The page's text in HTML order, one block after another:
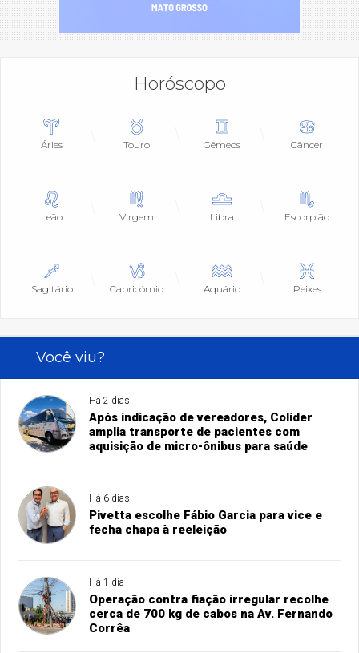
Horóscopo
Áries Touro Gêmeos Câncer
Leão Virgem Libra Escorpião
Sagitário Capricórnio Aquário Peixes
Você viu?
Há 2 dias
Após indicação de vereadores, Colíder
amplia transporte de pacientes com
aquisição de micro-ônibus para saúde
Há 6 dias
Pivetta escolhe Fábio Garcia para vice e
fecha chapa à reeleição
Há 1 dia
Operação contra fiação irregular recolhe
cerca de 700 kg de cabos na Av. Fernando
Corrêa